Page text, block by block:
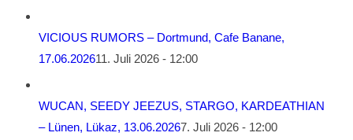
VICIOUS RUMORS – Dortmund, Cafe Banane,
17.06.202611. Juli 2026 - 12:00
WUCAN, SEEDY JEEZUS, STARGO, KARDEATHIAN
– Lünen, Lükaz, 13.06.20267. Juli 2026 - 12:00